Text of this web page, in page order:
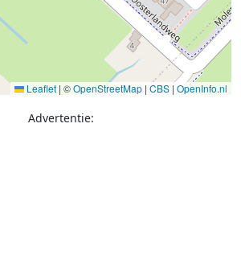
Leaflet | ©OpenStreetMap | CBS | OpenInfo.nl
Advertentie: